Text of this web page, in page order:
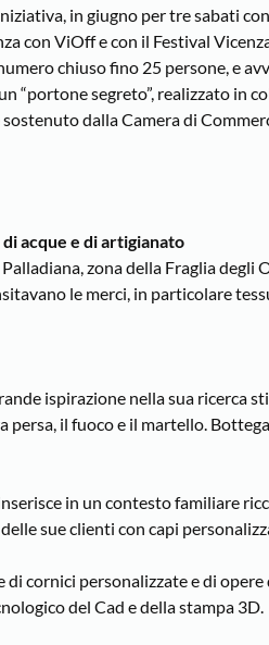
in giugno per tre sabati
con ViOff e con il Festival
chiuso fino 25 persone, e
“portone segreto”, realizzato in
dalla Camera di
acque e di artigianato
zona della Fraglia degli
le merci, in particolare
ispirazione nella sua ricerca
persa, il fuoco e il martello.
in un contesto familiare
sue clienti con capi
cornici personalizzate e di
del Cad e della stampa 3D.